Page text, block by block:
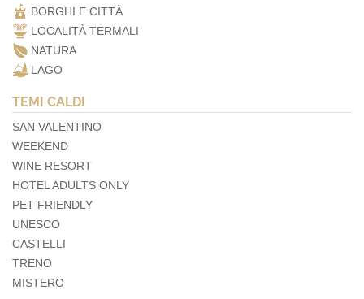
BORGHI E CITTÀ
LOCALITÀ TERMALI
NATURA
LAGO
TEMI CALDI
SAN VALENTINO
WEEKEND
WINE RESORT
HOTEL ADULTS ONLY
PET FRIENDLY
UNESCO
CASTELLI
TRENO
MISTERO